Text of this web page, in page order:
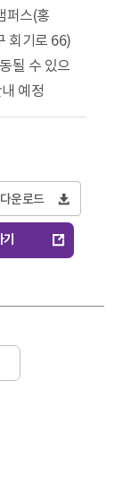
퍼스(홍
회기로 66)
될 수 있으
예정
운로드